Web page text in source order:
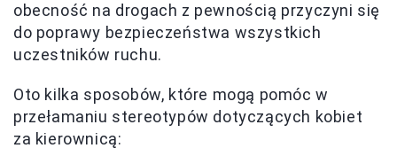
obecność na drogach z pewnością przyczyni się
do poprawy bezpieczeństwa wszystkich
uczestników ruchu.
Oto kilka sposobów, które mogą pomóc w
przełamaniu stereotypów dotyczących kobiet
za kierownicą: